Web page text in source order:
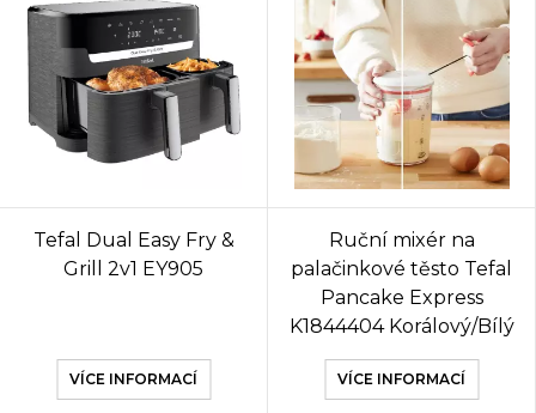
Tefal Dual Easy Fry &
Grill 2v1 EY905
VÍCE INFORMACÍ
Ruční mixér na
palačinkové těsto Tefal
Pancake Express
K1844404 Korálový/Bílý
VÍCE INFORMACÍ